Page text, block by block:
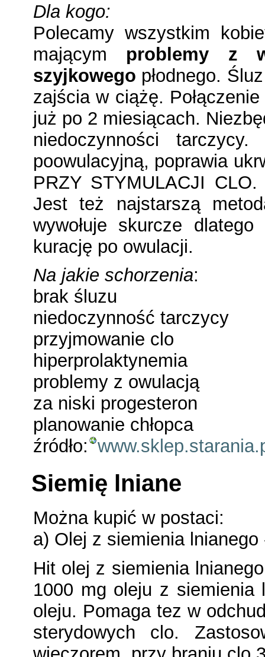
Dla kogo:
Polecamy wszystkim
mającym problemy z
szyjkowego płodnego.
zajścia w ciążę.
już po 2 miesiącach.
niedoczynności
poowulacyjną, poprawia
PRZY STYMULACJI
Jest też najstarszą
wywołuje skurcze
kurację po owulacji.
Na jakie schorzenia:
brak śluzu
niedoczynność tarczycy
przyjmowanie clo
hiperprolaktynemia
problemy z owulacją
za niski progesteron
planowanie chłopca
źródło:
Siemię lniane
Można kupić w postaci:
a) Olej z siemienia
Hit olej z siemienia
1000 mg oleju z siemienia
oleju. Pomaga tez w
sterydowych clo.